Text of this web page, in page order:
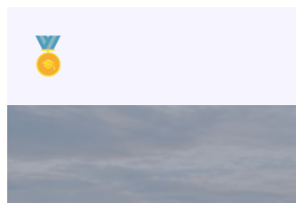
konten